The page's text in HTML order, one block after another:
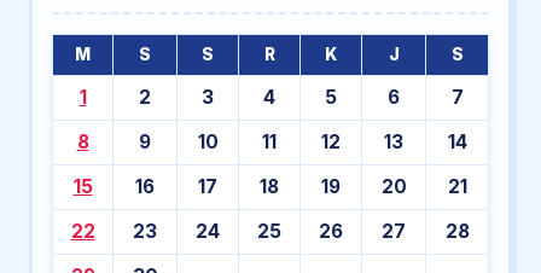
M S S R K J S
1 2 3 4 5 6
7
8
9 10 11 12 13
14
15
16 17 18 19 20
21
22
23 24 25 26 27
28